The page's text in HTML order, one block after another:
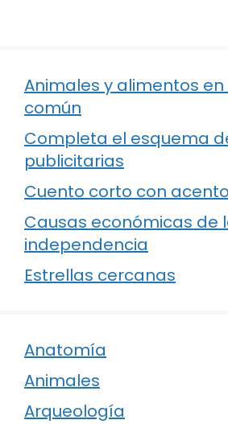
Animales y alimentos
común
Completa el esquema
publicitarias
Cuento corto con
Causas económicas de
independencia
Estrellas cercanas
Anatomía
Animales
Arqueología